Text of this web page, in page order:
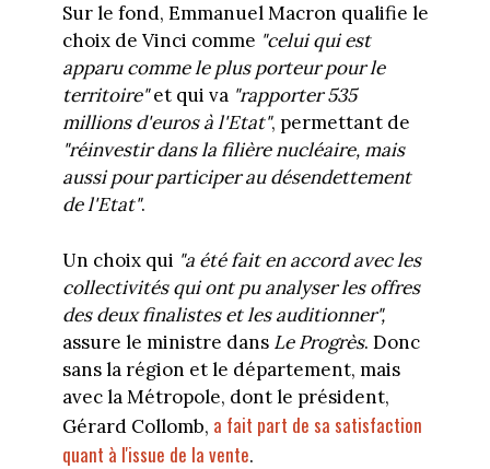
Sur le fond, Emmanuel Macron qualifie le
choix de Vinci comme "celui qui est
apparu comme le plus porteur pour le
territoire"et qui va "rapporter 535
millions d'euros à l'Etat", permettant de
"réinvestir dans la filière nucléaire, mais
aussi pour participer au désendettement
de l'Etat".
Un choix qui "a été fait en accord avec les
collectivités qui ont pu analyser les offres
des deux finalistes et les auditionner",
assure le ministre dans Le Progrès. Donc
sans la région et le département, mais
avec la Métropole, dont le président,
Gérard Collomb, a fait part de sa satisfaction
quant à l'issue de la vente.